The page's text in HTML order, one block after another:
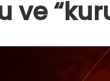
ve